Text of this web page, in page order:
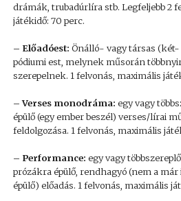
drámák, trubadúrlíra stb. Legfeljebb 2
játékidő: 70 perc.
– Előadóest: Önálló- vagy társas (két-
pódiumi est, melynek műsorán
szerepelnek. 1 felvonás, maximális
– Verses monodráma: egy vagy
épülő (egy ember beszél) verses/lírai
feldolgozása. 1 felvonás, maximális
– Performance: egy vagy
prózákra épülő, rendhagyó (nem a
épülő) előadás. 1 felvonás, maximális